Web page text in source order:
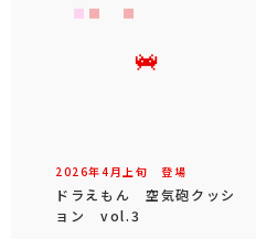
2026年4 月 上旬 登場
ドラえもん 空気砲クッシ
ョン vol.3